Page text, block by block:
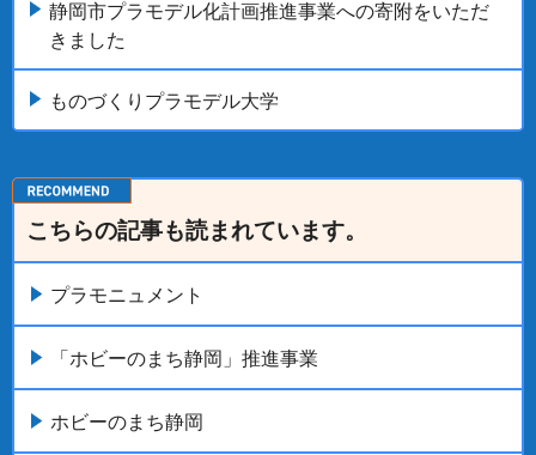
静岡市プラモデル化計画推進事業への寄附をいただ
きました
ものづくりプラモデル大学
こちらの記事も読まれています。
プラモニュメント
「ホビーのまち静岡」推進事業
ホビーのまち静岡